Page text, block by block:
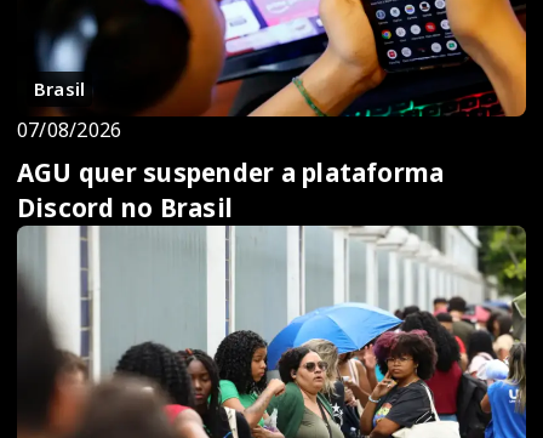
Brasil
07/08/2026
AGU quer suspender a plataforma
Discord no Brasil